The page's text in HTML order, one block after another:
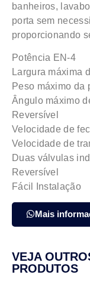
banheiros,
porta sem
proporcionando
Potência EN-4
Largura máxima
Peso máximo da
Ângulo máximo
Reversível
Velocidade de
Velocidade de
Duas válvulas
Reversível
Fácil Instalação
Mais
VEJA
PRODUTOS